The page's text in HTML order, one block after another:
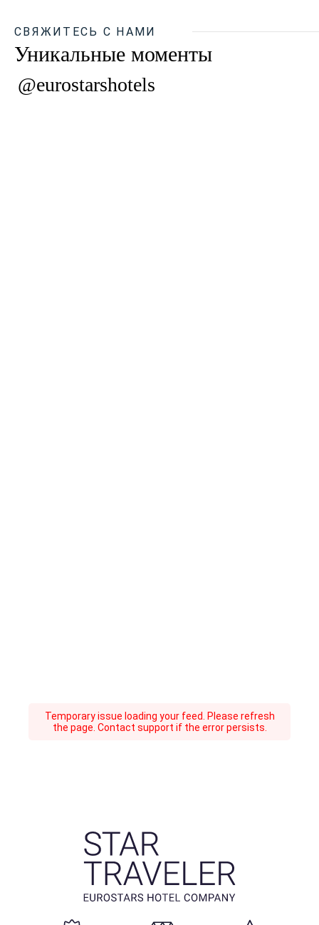
СВЯЖИТЕСЬ С НАМИ
Уникальные моменты
@eurostarshotels
Temporary issue loading your feed. Please refresh
the page. Contact support if the error persists.